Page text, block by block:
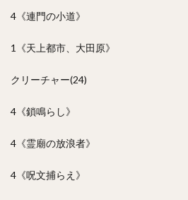
4《連門の小道》
1《天上都市、大田原》
クリーチャー(24)
4《鎖鳴らし》
4《霊廟の放浪者》
4《呪文捕らえ》